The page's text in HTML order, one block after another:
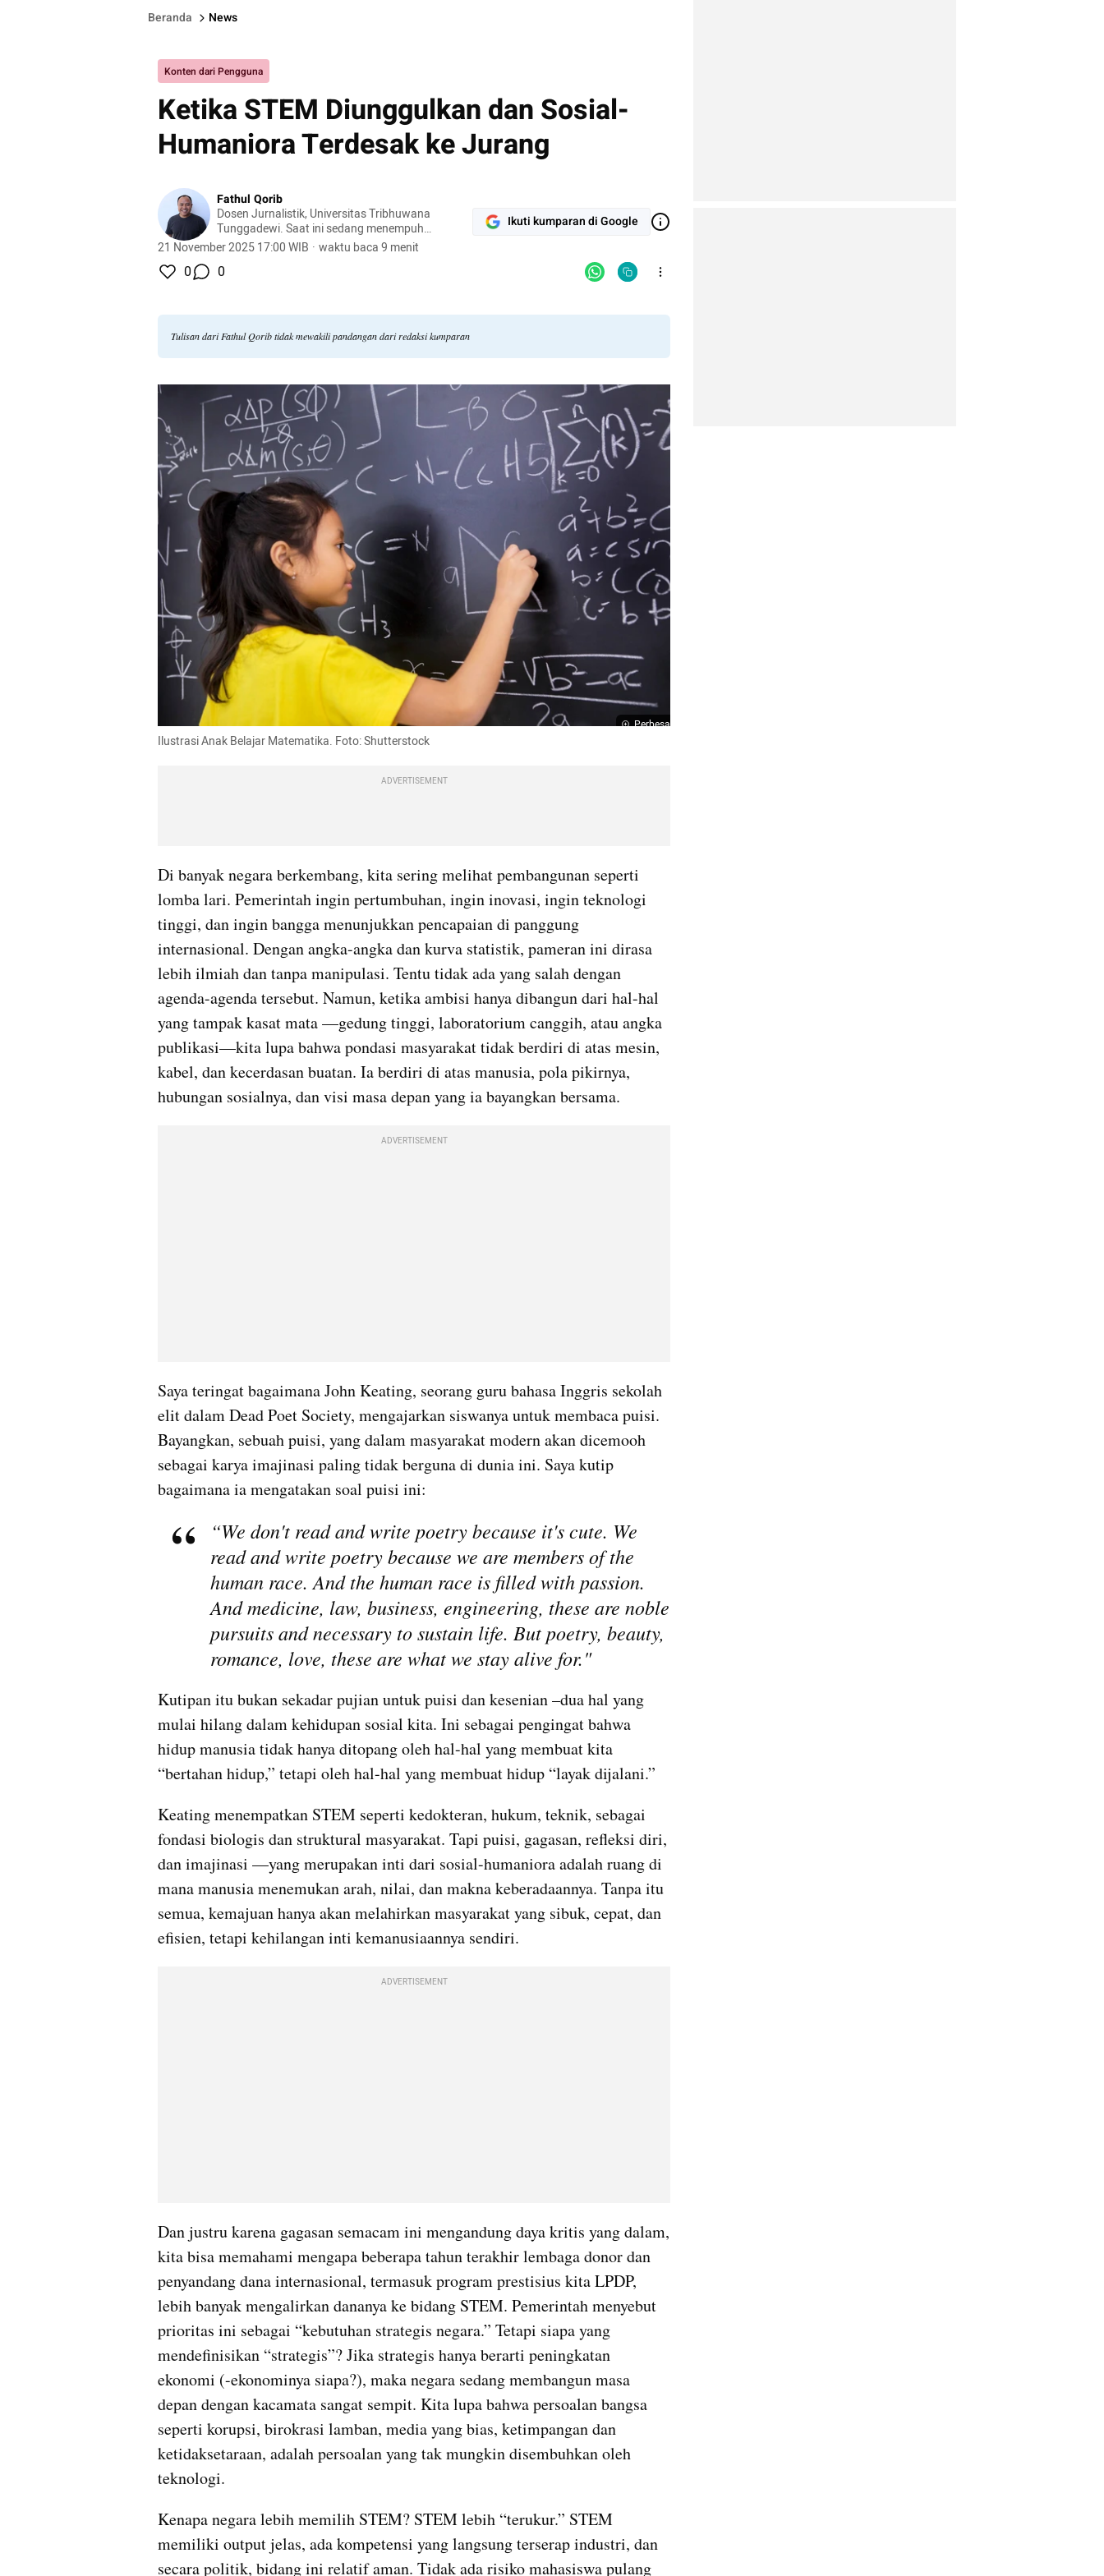
Beranda News
Konten dari Pengguna
Ketika STEM Diunggulkan dan Sosial-
Humaniora Terdesak ke Jurang
Fathul Qorib
Dosen Jurnalistik, Universitas Tribhuwana
Tunggadewi. Saat ini sedang menempuh
pendidikan Doktor Ilmu Komunikasi, Universitas
21 November 2025 17:00 WIB · waktu baca 9 menit
Ikuti kumparan di Google
0 0
Tulisan dari Fathul Qorib tidak mewakili pandangan dari redaksi kumparan
Perbesar
Ilustrasi Anak Belajar Matematika. Foto: Shutterstock
ADVERTISEMENT
Di banyak negara berkembang, kita sering melihat pembangunan seperti
lomba lari. Pemerintah ingin pertumbuhan, ingin inovasi, ingin teknologi
tinggi, dan ingin bangga menunjukkan pencapaian di panggung
internasional. Dengan angka-angka dan kurva statistik, pameran ini dirasa
lebih ilmiah dan tanpa manipulasi. Tentu tidak ada yang salah dengan
agenda-agenda tersebut. Namun, ketika ambisi hanya dibangun dari hal-hal
yang tampak kasat mata —gedung tinggi, laboratorium canggih, atau angka
publikasi—kita lupa bahwa pondasi masyarakat tidak berdiri di atas mesin,
kabel, dan kecerdasan buatan. Ia berdiri di atas manusia, pola pikirnya,
hubungan sosialnya, dan visi masa depan yang ia bayangkan bersama.
ADVERTISEMENT
Saya teringat bagaimana John Keating, seorang guru bahasa Inggris sekolah
elit dalam Dead Poet Society, mengajarkan siswanya untuk membaca puisi.
Bayangkan, sebuah puisi, yang dalam masyarakat modern akan dicemooh
sebagai karya imajinasi paling tidak berguna di dunia ini. Saya kutip
bagaimana ia mengatakan soal puisi ini:
“We don't read and write poetry because it's cute. We
read and write poetry because we are members of the
human race. And the human race is filled with passion.
And medicine, law, business, engineering, these are noble
pursuits and necessary to sustain life. But poetry, beauty,
romance, love, these are what we stay alive for."
Kutipan itu bukan sekadar pujian untuk puisi dan kesenian –dua hal yang
mulai hilang dalam kehidupan sosial kita. Ini sebagai pengingat bahwa
hidup manusia tidak hanya ditopang oleh hal-hal yang membuat kita
“bertahan hidup,” tetapi oleh hal-hal yang membuat hidup “layak dijalani.”
Keating menempatkan STEM seperti kedokteran, hukum, teknik, sebagai
fondasi biologis dan struktural masyarakat. Tapi puisi, gagasan, refleksi diri,
dan imajinasi —yang merupakan inti dari sosial-humaniora adalah ruang di
mana manusia menemukan arah, nilai, dan makna keberadaannya. Tanpa itu
semua, kemajuan hanya akan melahirkan masyarakat yang sibuk, cepat, dan
efisien, tetapi kehilangan inti kemanusiaannya sendiri.
ADVERTISEMENT
Dan justru karena gagasan semacam ini mengandung daya kritis yang dalam,
kita bisa memahami mengapa beberapa tahun terakhir lembaga donor dan
penyandang dana internasional, termasuk program prestisius kita LPDP,
lebih banyak mengalirkan dananya ke bidang STEM. Pemerintah menyebut
prioritas ini sebagai “kebutuhan strategis negara.” Tetapi siapa yang
mendefinisikan “strategis”? Jika strategis hanya berarti peningkatan
ekonomi (-ekonominya siapa?), maka negara sedang membangun masa
depan dengan kacamata sangat sempit. Kita lupa bahwa persoalan bangsa
seperti korupsi, birokrasi lamban, media yang bias, ketimpangan dan
ketidaksetaraan, adalah persoalan yang tak mungkin disembuhkan oleh
teknologi.
Kenapa negara lebih memilih STEM? STEM lebih “terukur.” STEM
memiliki output jelas, ada kompetensi yang langsung terserap industri, dan
secara politik, bidang ini relatif aman. Tidak ada risiko mahasiswa pulang